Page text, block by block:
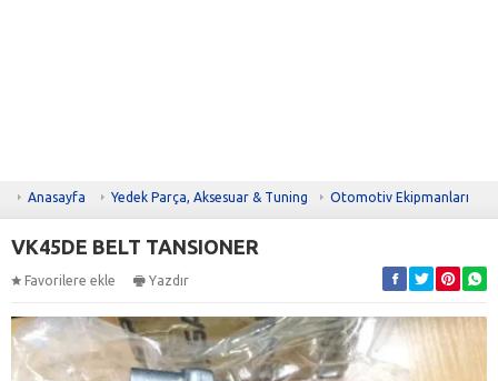
Anasayfa Yedek Parça, Aksesuar & Tuning Otomotiv Ekipmanları
VK45DE BELT TANSIONER
Favorilere ekle Yazdır